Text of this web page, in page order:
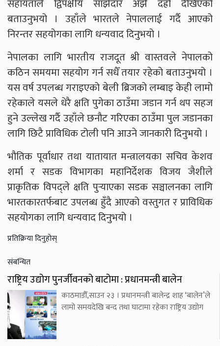
सहायताले द्विपक्षीय साझेदार अझै दह्रो देखिएको
बताउनुभयो । उहाँले भारतले नेपाललाई गर्दै आएको
निरन्तर सहयोगका लागि धन्यवाद दिनुभयो ।
नेपालका लागि भारतीय राजदूत श्री वास्तवले नेपालको
कठिन समयमा सहयोग गर्न सधैँ तयार रहेको बताउनुभयो ।
यस वर्ष उपलब्ध गराइएको बेली ब्रिजको लम्बाइ केही लामो
रहेकाले यसले धेरै क्षति पुगेका ठाउँमा जडान गर्न थप सहज
हुने उल्लेख गर्दै उहाँले छनौट गरिएका ठाउँमा पुल जडानका
लागि छिटै प्राविधिक टोली पनि आउने जानकारी दिनुभयो ।
भौतिक पूर्वाधार तथा यातायात मन्त्रालयका सचिव केशव
शर्मा र सडक विभागका महानिर्देशक विजय जैशीले
प्राकृतिक विपद्ले क्षति पुर्‍याएका सडक सञ्चालनका लागि
भारतकारतर्फबाट उपलब्ध हुँदै आएको वस्तुगत र प्राविधिक
सहयोगका लागि धन्यवाद दिनुभयो ।
प्रतिक्रिया दिनुहोस्
संबन्धित
राष्ट्रिय उद्योग पुनर्जीवनको बाटोमा : प्रधानमन्त्री बालेन
काठमाडौँ,साउन २३ । प्रधानमन्त्री बालेन्द्र शाह ‘बालेन’ले
लामो समयदेखि बन्द तथा घाटामा रहेका राष्ट्रिय उद्योग